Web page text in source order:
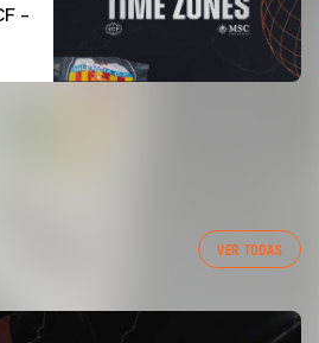
–
VER TODAS